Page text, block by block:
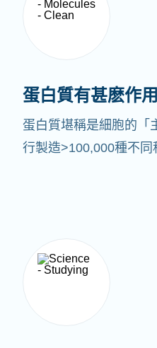
蛋白質有甚麽作用
蛋白質堪稱是細胞的「
行製造>100,000種不同